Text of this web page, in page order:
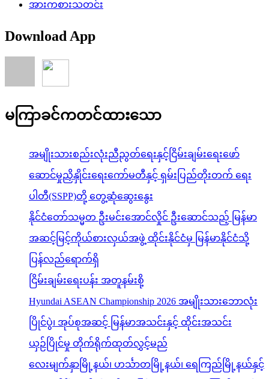
အားကစားသတင်း
Download App
မကြာခင်ကတင်ထားသော
အမျိုးသားစည်းလုံးညီညွတ်ရေးနှင့်ငြိမ်းချမ်းရေးဖော်
ဆောင်မှုညှိနှိုင်းရေးကော်မတီနှင့် ရှမ်းပြည်တိုးတက် ရေး
ပါတီ(SSPP)တို့ တွေ့ဆုံဆွေးနွေး
နိုင်ငံတော်သမ္မတ ဦးမင်းအောင်လှိုင် ဦးဆောင်သည့် မြန်မာ
အဆင့်မြင့်ကိုယ်စားလှယ်အဖွဲ့ ထိုင်းနိုင်ငံမှ မြန်မာနိုင်ငံသို့
ပြန်လည်ရောက်ရှိ
ငြိမ်းချမ်းရေးပန်း အတူနမ်းစို့
Hyundai ASEAN Championship 2026 အမျိုးသားဘောလုံး
ပြိုင်ပွဲ၊ အုပ်စုအဆင့် မြန်မာအသင်းနှင့် ထိုင်းအသင်း
ယှဉ်ပြိုင်မှု တိုက်ရိုက်ထုတ်လွှင့်မည်
လေးမျက်နှာမြို့နယ်၊ ဟင်္သာတမြို့နယ်၊ ရေကြည်မြို့နယ်နှင့်